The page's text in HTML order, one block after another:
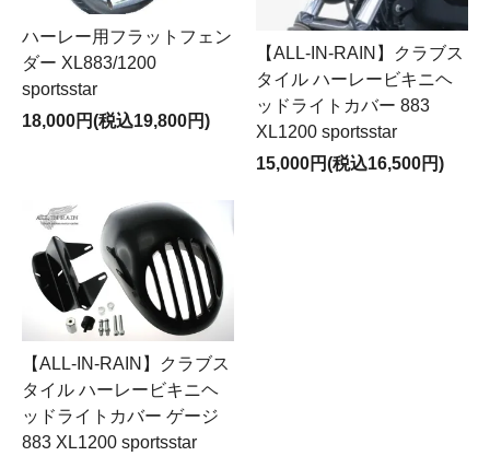
ハーレー用フラットフェン
ダー XL883/1200
sportsstar
18,000円(税込19,800円)
【ALL-IN-RAIN】クラブス
タイル ハーレービキニヘ
ッドライトカバー 883
XL1200 sportsstar
15,000円(税込16,500円)
【ALL-IN-RAIN】クラブス
タイル ハーレービキニヘ
ッドライトカバー ゲージ
883 XL1200 sportsstar